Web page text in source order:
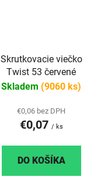
Skrutkovacie viečko
Twist 53 červené
Skladem (9060 ks)
€0,06 bez DPH
€0,07 / ks
DO KOŠÍKA